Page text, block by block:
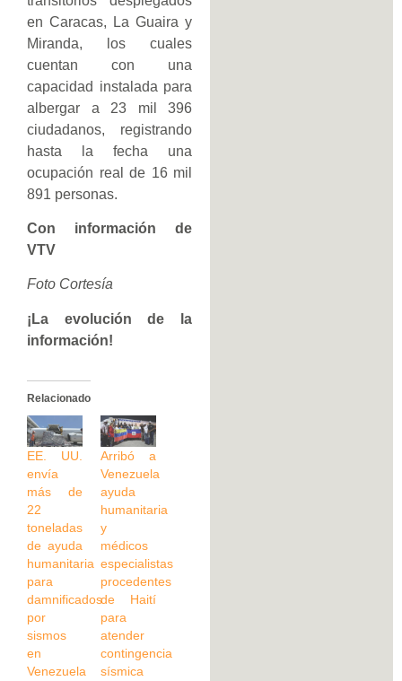
en Caracas, La Guaira y
Miranda, los cuales
cuentan con una
capacidad instalada para
albergar a 23 mil 396
ciudadanos, registrando
hasta la fecha una
ocupación real de 16 mil
891 personas.
Con información de
VTV
Foto Cortesía
¡La evolución de la
información!
Relacionado
EE. UU.
envía
más de
22
toneladas
de ayuda
humanitaria
para
damnificados
por
sismos
en
Venezuela
Arribó a
Venezuela
ayuda
humanitaria
y
médicos
especialistas
procedentes
de Haití
para
atender
contingencia
sísmica